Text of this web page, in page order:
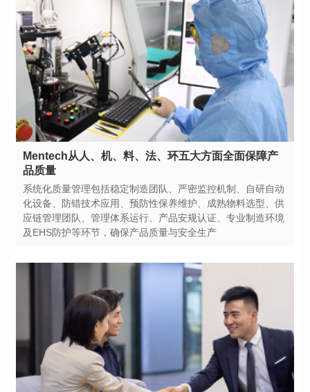
品质量
及EHS防护等环节，确保产品质量与安全生产